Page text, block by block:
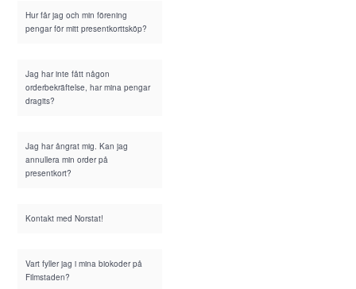
Hur får jag och min förening
pengar för mitt presentkorttsköp?
Jag har inte fått någon
orderbekräftelse, har mina pengar
dragits?
Jag har ångrat mig. Kan jag
annullera min order på
presentkort?
Kontakt med Norstat!
Vart fyller jag i mina biokoder på
Filmstaden?